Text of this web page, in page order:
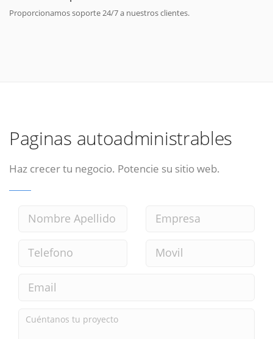
Proporcionamos soporte 24/7 a nuestros clientes.
Paginas autoadministrables
Haz crecer tu negocio. Potencie su sitio web.